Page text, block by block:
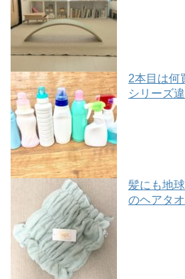
2本目は何
シリーズ
髪にも地
のヘアタ